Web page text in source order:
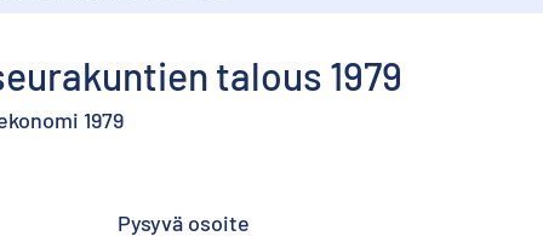
talous 1979
1979
Pysyvä osoite